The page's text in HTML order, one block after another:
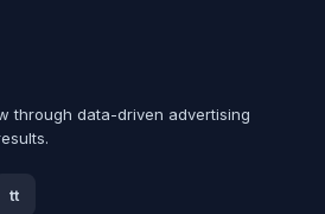
through data-driven advertising
tt